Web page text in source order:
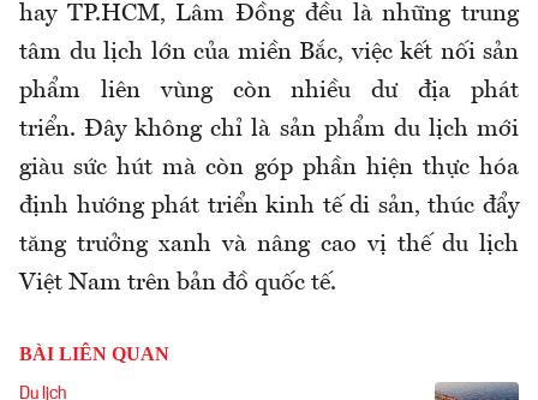
hay TP.HCM, Lâm Đồng đều là những trung
tâm du lịch lớn của miền Bắc, việc kết nối sản
phẩm liên vùng còn nhiều dư địa phát
triển. Đây không chỉ là sản phẩm du lịch mới
giàu sức hút mà còn góp phần hiện thực hóa
định hướng phát triển kinh tế di sản, thúc đẩy
tăng trưởng xanh và nâng cao vị thế du lịch
Việt Nam trên bản đồ quốc tế.
BÀI LIÊN QUAN
Du lịch